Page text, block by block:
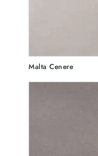
Malta Cenere